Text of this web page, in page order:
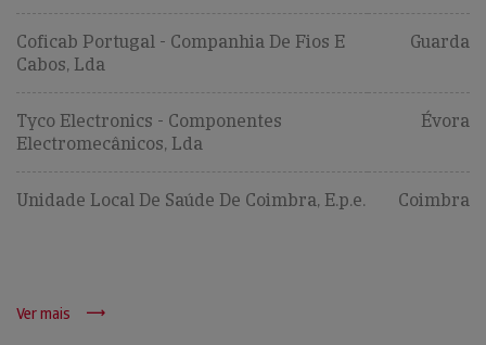
Coficab Portugal - Companhia De Fios E
Cabos, Lda
Guarda
Tyco Electronics - Componentes
Electromecânicos, Lda
Évora
Unidade Local De Saúde De Coimbra, E.p.e. Coimbra
Ver mais